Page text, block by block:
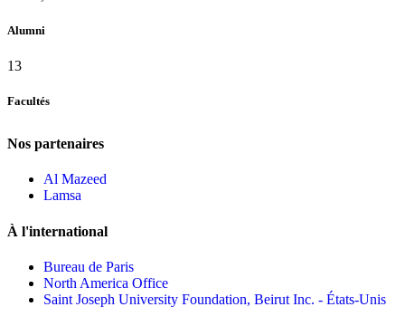
Alumni
13
Facultés
Nos partenaires
Al Mazeed
Lamsa
À l'international
Bureau de Paris
North America Office
Saint Joseph University Foundation, Beirut Inc. - États-Unis